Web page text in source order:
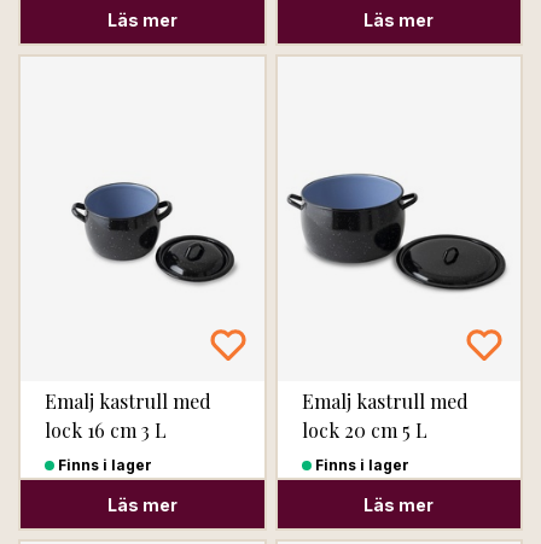
Läs mer Läs mer
Emalj kastrull med
lock 16 cm 3 L
Finns i lager
Läs mer
Emalj kastrull med
lock 20 cm 5 L
Finns i lager
Läs mer